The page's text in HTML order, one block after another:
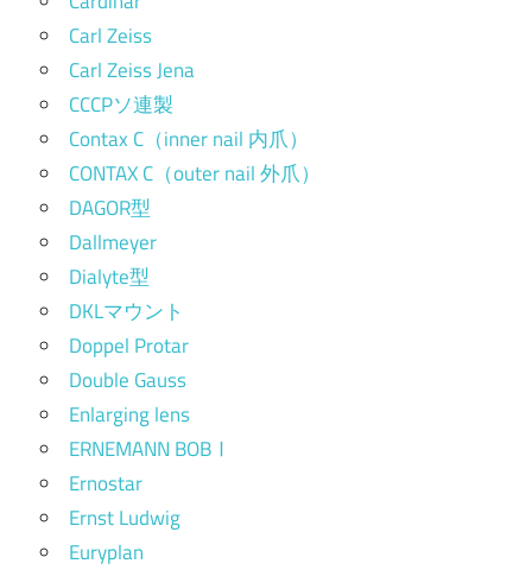
Carl Zeiss
Carl Zeiss Jena
CCCPソ連製
Contax C（inner nail 内爪）
CONTAX C（outer nail 外爪）
DAGOR型
Dallmeyer
Dialyte型
DKLマウント
Doppel Protar
Double Gauss
Enlarging lens
ERNEMANN BOBⅠ
Ernostar
Ernst Ludwig
Euryplan